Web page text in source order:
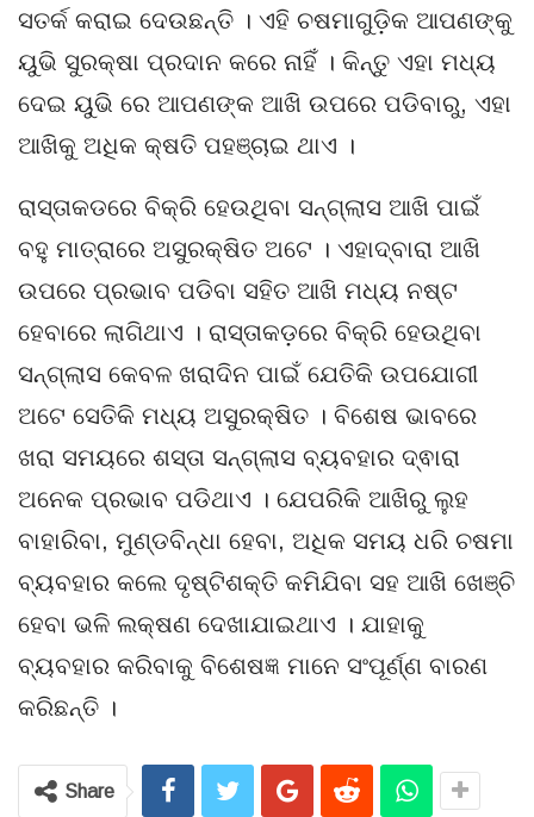
ସତର୍କ କରାଇ ଦେଉଛନ୍ତି । ଏହି ଚଷମାଗୁଡ଼ିକ ଆପଣଙ୍କୁ
ୟୁଭି ସୁରକ୍ଷା ପ୍ରଦାନ କରେ ନାହିଁ । କିନ୍ତୁ ଏହା ମଧ୍ୟ
ଦେଇ ୟୁଭି ରେ ଆପଣଙ୍କ ଆଖି ଉପରେ ପଡିବାରୁ, ଏହା
ଆଖିକୁ ଅଧିକ କ୍ଷତି ପହଞ୍ଚାଇ ଥାଏ ।
ରାସ୍ତାକଡରେ ବିକ୍ରି ହେଉଥିବା ସନ୍‌ଗ୍ଲାସ ଆଖି ପାଇଁ
ବହୁ ମାତ୍ରାରେ ଅସୁରକ୍ଷିତ ଅଟେ । ଏହାଦ୍ବାରା ଆଖି
ଉପରେ ପ୍ରଭାବ ପଡିବା ସହିତ ଆଖି ମଧ୍ୟ ନଷ୍ଟ
ହେବାରେ ଲାଗିଥାଏ । ରାସ୍ତାକଡ଼ରେ ବିକ୍ରି ହେଉଥିବା
ସନ୍‌ଗ୍ଲାସ କେବଳ ଖରାଦିନ ପାଇଁ ଯେତିକି ଉପଯୋଗୀ
ଅଟେ ସେତିକି ମଧ୍ୟ ଅସୁରକ୍ଷିତ । ବିଶେଷ ଭାବରେ
ଖରା ସମୟରେ ଶସ୍ତା ସନ୍‌ଗ୍ଲାସ ବ୍ୟବହାର ଦ୍ଵାରା
ଅନେକ ପ୍ରଭାବ ପଡିଥାଏ । ଯେପରିକି ଆଖିରୁ ଲୁହ
ବାହାରିବା, ମୁଣ୍ଡବିନ୍ଧା ହେବା, ଅଧିକ ସମୟ ଧରି ଚଷମା
ବ୍ୟବହାର କଲେ ଦୃଷ୍ଟିଶକ୍ତି କମିଯିବା ସହ ଆଖି ଖେଞ୍ଚି
ହେବା ଭଳି ଲକ୍ଷଣ ଦେଖାଯାଇଥାଏ । ଯାହାକୁ
ବ୍ୟବହାର କରିବାକୁ ବିଶେଷଜ୍ଞ ମାନେ ସଂପୂର୍ଣ୍ଣ ବାରଣ
କରିଛନ୍ତି ।
Share